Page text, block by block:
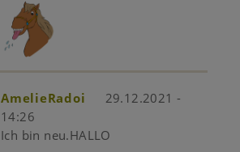
AmelieRadoi
29.12.2021 -
14:26
Ich bin neu.HALLO